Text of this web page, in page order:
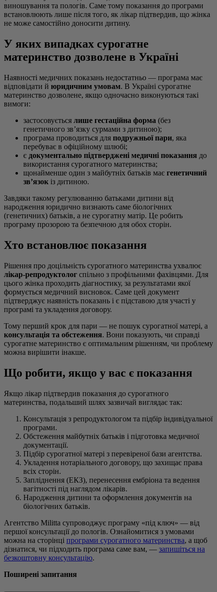
виношування та пологів. Саме тому показання до програми
встановлюють лише після того, як лікар підтвердив, що жінка
не може самостійно доносити дитину.
У яких випадках сурогатне
материнство дозволене в Україні
Наявності медичних показань недостатньо — програма має
відповідати й юридичним умовам. В Україні сурогатне
материнство дозволене, якщо одночасно виконуються такі
вимоги:
застосовується лише гестаційна форма (без
генетичного зв’язку сурмами з дитиною);
програма проводиться для подружньої пари, яка
перебуває в офіційному шлюбі;
є документально підтверджені медичні показання до
використання сурогатного материнства;
щонайменше один з майбутніх батьків має генетичний
зв’язок із дитиною.
Завдяки такому регулюванню батьками дитини від
народження юридично визнають саме біологічних
(генетичних) батьків, а не сурогатну матір. Це робить
програму прозорою та безпечною для обох сторін.
Хто встановлює показання
Рішення про доцільність сурогатного материнства ухвалює
лікар-репродуктолог спільно з профільними фахівцями. Для
цього жінка проходить діагностику, за результатами якої
формується медичний висновок. Саме цей документ
підтверджує наявність показань і є підставою для участі у
програмі та укладення договору.
Тому перший крок для пари — не пошук сурогатної матері, а
консультація та обстеження. Вони показують, чи справді
сурогатне материнство є оптимальним рішенням, чи проблему
можна вирішити інакше.
Що робити, якщо у вас є показання
Якщо лікар підтвердив показання до сурогатного
материнства, подальший шлях зазвичай виглядає так:
Консультація з репродуктологом та підбір індивідуальної
програми.
Обстеження майбутніх батьків і підготовка медичної
документації.
Підбір сурогатної матері з перевіреної бази агентства.
Укладення нотаріального договору, що захищає права
всіх сторін.
Запліднення (ЕКЗ), перенесення ембріона та ведення
вагітності під наглядом лікарів.
Народження дитини та оформлення документів на
біологічних батьків.
Агентство Militta супроводжує програму «під ключ» — від
першої консультації до пологів. Ознайомитися з умовами
можна на сторінці програми сурогатного материнства, а щоб
дізнатися, чи підходить програма саме вам, — запишіться на
безкоштовну консультацію.
Поширені запитання